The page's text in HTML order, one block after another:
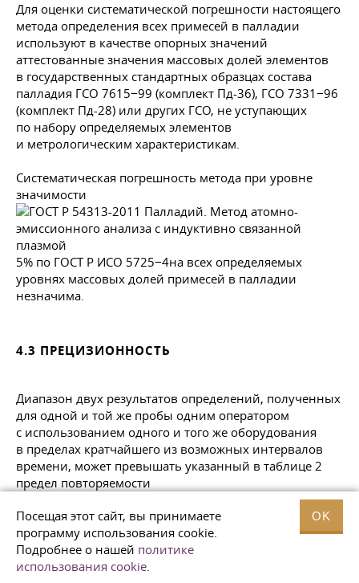
Посещая этот сайт, вы принимаете
программу использования cookie.
Подробнее о нашей политике
использования cookie.
OK
Для оценки систематической погрешности настоящего
метода определения всех примесей в палладии
используют в качестве опорных значений
аттестованные значения массовых долей элементов
в государственных стандартных образцах состава
палладия ГСО 7615−99 (комплект Пд-36), ГСО 7331−96
(комплект Пд-28) или других ГСО, не уступающих
по набору определяемых элементов
и метрологическим характеристикам.
Систематическая погрешность метода при уровне
значимости
5% по ГОСТ Р ИСО 5725−4на всех определяемых
уровнях массовых долей примесей в палладии
незначима.
4.3 ПРЕЦИЗИОННОСТЬ
Диапазон двух результатов определений, полученных
для одной и той же пробы одним оператором
с использованием одного и того же оборудования
в пределах кратчайшего из возможных интервалов
времени, может превышать указанный в таблице 2
предел повторяемости
по ГОСТ Р ИСО 5725−6 в среднем не чаще одного раза
в 20 случаях при правильном использовании метода.